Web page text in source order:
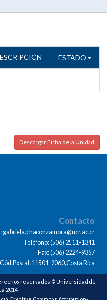
ESTADO
Descargar Ficha de la Unidad
Contacto
gabriela.chaconzamora@ucr.ac.cr
Teléfono: (506) 2511-1341
Fax: (506) 2224-9367
Cód.Postal: 11501-2060,Costa Rica
reservados © Universidad de
2014